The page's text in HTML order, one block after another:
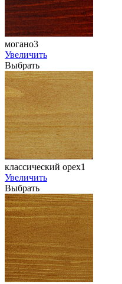
могано3
Увеличить
Выбрать
классический орех1
Увеличить
Выбрать